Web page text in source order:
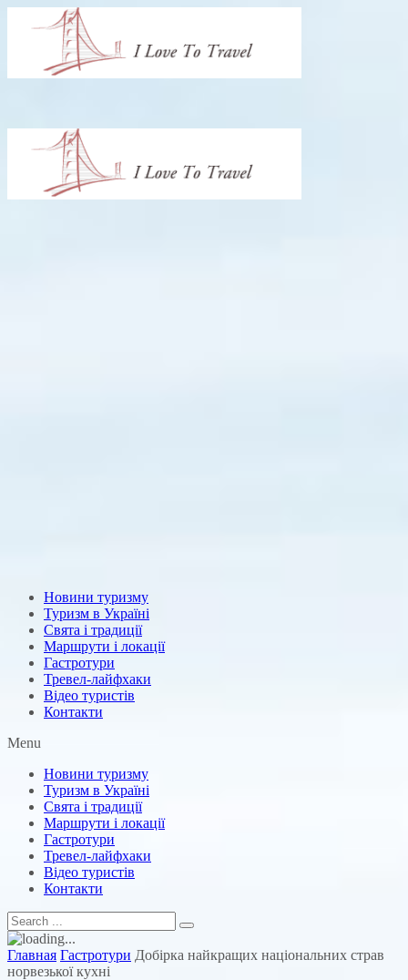
Новини туризму
Туризм в Україні
Свята і традиції
Маршрути і локації
Гастротури
Тревел-лайфхаки
Відео туристів
Контакти
Menu
Новини туризму
Туризм в Україні
Свята і традиції
Маршрути і локації
Гастротури
Тревел-лайфхаки
Відео туристів
Контакти
Главная Гастротури Добірка найкращих національних страв
норвезької кухні